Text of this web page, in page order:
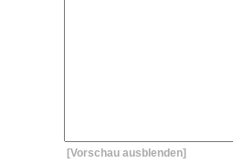
[Vorschau ausblenden]